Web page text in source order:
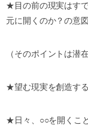
★目の前の現実はす
元に開くのか？の意
（そのポイントは潜
★望む現実を創造す
★日々、 ○○を開くこ